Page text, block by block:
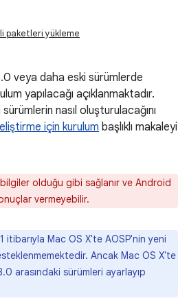
paketleri yükleme
veya daha eski sürümlerde
yapılacağı açıklanmaktadır.
nasıl oluşturulacağını
için kurulum başlıklı makaleyi
olduğu gibi sağlanır ve Android
vermeyebilir.
itibarıyla Mac OS X'te AOSP'nin yeni
Ancak Mac OS X'te
arasındaki sürümleri ayarlayıp